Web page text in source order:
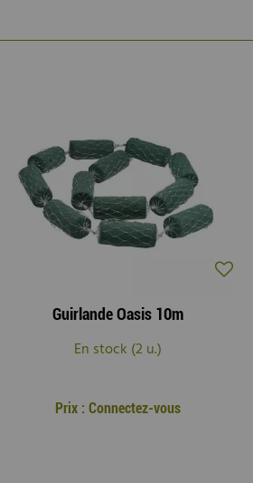
Guirlande Oasis 10m
En stock (2 u.)
Prix : Connectez-vous